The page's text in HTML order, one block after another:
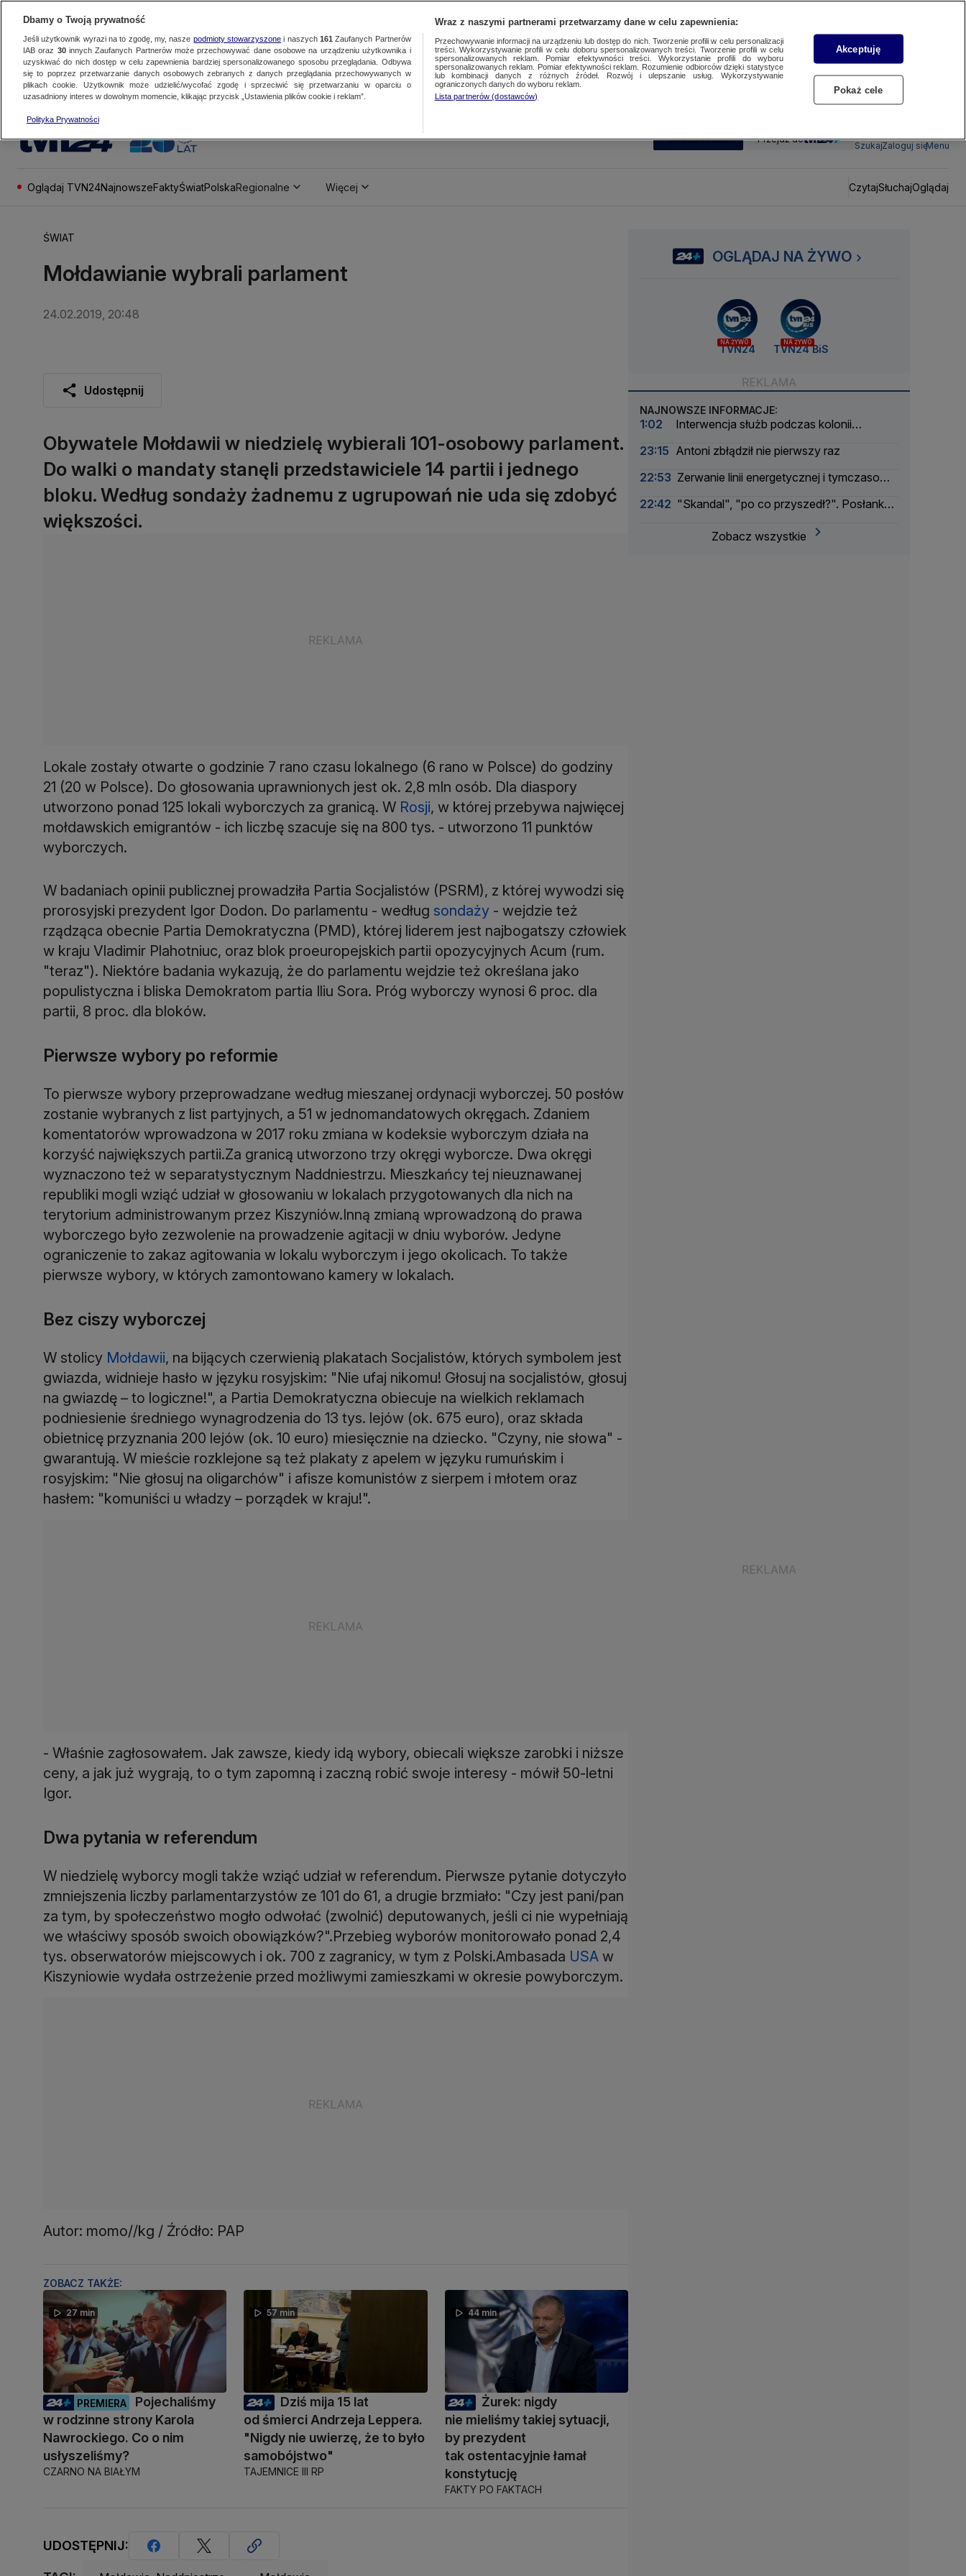
SUBSKRYBUJ Przejdź do
SzukajZaloguj sięMenu
Oglądaj TVN24NajnowszeFaktyŚwiatPolskaRegionalne Więcej CzytajSłuchajOglądaj
ŚWIAT
Mołdawianie wybrali parlament
24.02.2019, 20:48
Udostępnij
Obywatele Mołdawii w niedzielę wybierali 101-osobowy parlament.
Do walki o mandaty stanęli przedstawiciele 14 partii i jednego
bloku. Według sondaży żadnemu z ugrupowań nie uda się zdobyć
większości.
Lokale zostały otwarte o godzinie 7 rano czasu lokalnego (6 rano w Polsce) do godziny
21 (20 w Polsce). Do głosowania uprawnionych jest ok. 2,8 mln osób. Dla diaspory
utworzono ponad 125 lokali wyborczych za granicą. W Rosji, w której przebywa najwięcej
mołdawskich emigrantów - ich liczbę szacuje się na 800 tys. - utworzono 11 punktów
wyborczych.
W badaniach opinii publicznej prowadziła Partia Socjalistów (PSRM), z której wywodzi się
prorosyjski prezydent Igor Dodon. Do parlamentu - według sondaży - wejdzie też
rządząca obecnie Partia Demokratyczna (PMD), której liderem jest najbogatszy człowiek
w kraju Vladimir Plahotniuc, oraz blok proeuropejskich partii opozycyjnych Acum (rum.
"teraz"). Niektóre badania wykazują, że do parlamentu wejdzie też określana jako
populistyczna i bliska Demokratom partia Iliu Sora. Próg wyborczy wynosi 6 proc. dla
partii, 8 proc. dla bloków.
Pierwsze wybory po reformie
To pierwsze wybory przeprowadzane według mieszanej ordynacji wyborczej. 50 posłów
zostanie wybranych z list partyjnych, a 51 w jednomandatowych okręgach. Zdaniem
komentatorów wprowadzona w 2017 roku zmiana w kodeksie wyborczym działa na
korzyść największych partii.Za granicą utworzono trzy okręgi wyborcze. Dwa okręgi
wyznaczono też w separatystycznym Naddniestrzu. Mieszkańcy tej nieuznawanej
republiki mogli wziąć udział w głosowaniu w lokalach przygotowanych dla nich na
terytorium administrowanym przez Kiszyniów.Inną zmianą wprowadzoną do prawa
wyborczego było zezwolenie na prowadzenie agitacji w dniu wyborów. Jedyne
ograniczenie to zakaz agitowania w lokalu wyborczym i jego okolicach. To także
pierwsze wybory, w których zamontowano kamery w lokalach.
Bez ciszy wyborczej
W stolicy Mołdawii, na bijących czerwienią plakatach Socjalistów, których symbolem jest
gwiazda, widnieje hasło w języku rosyjskim: "Nie ufaj nikomu! Głosuj na socjalistów, głosuj
na gwiazdę – to logiczne!", a Partia Demokratyczna obiecuje na wielkich reklamach
podniesienie średniego wynagrodzenia do 13 tys. lejów (ok. 675 euro), oraz składa
obietnicę przyznania 200 lejów (ok. 10 euro) miesięcznie na dziecko. "Czyny, nie słowa" -
gwarantują. W mieście rozklejone są też plakaty z apelem w języku rumuńskim i
rosyjskim: "Nie głosuj na oligarchów" i afisze komunistów z sierpem i młotem oraz
hasłem: "komuniści u władzy – porządek w kraju!".
- Właśnie zagłosowałem. Jak zawsze, kiedy idą wybory, obiecali większe zarobki i niższe
ceny, a jak już wygrają, to o tym zapomną i zaczną robić swoje interesy - mówił 50-letni
Igor.
Dwa pytania w referendum
W niedzielę wyborcy mogli także wziąć udział w referendum. Pierwsze pytanie dotyczyło
zmniejszenia liczby parlamentarzystów ze 101 do 61, a drugie brzmiało: "Czy jest pani/pan
za tym, by społeczeństwo mogło odwołać (zwolnić) deputowanych, jeśli ci nie wypełniają
we właściwy sposób swoich obowiązków?".Przebieg wyborów monitorowało ponad 2,4
tys. obserwatorów miejscowych i ok. 700 z zagranicy, w tym z Polski.Ambasada USA w
Kiszyniowie wydała ostrzeżenie przed możliwymi zamieszkami w okresie powyborczym.
Autor: momo//kg / Źródło: PAP
ZOBACZ TAKŻE:
27 min
PREMIERA
Pojechaliśmy
w rodzinne strony Karola
Nawrockiego. Co o nim
usłyszeliśmy?
CZARNO NA BIAŁYM
57 min
Dziś mija 15 lat
od śmierci Andrzeja Leppera.
"Nigdy nie uwierzę, że to było
samobójstwo"
TAJEMNICE III RP
44 min
Żurek: nigdy
nie mieliśmy takiej sytuacji,
by prezydent
tak ostentacyjnie łamał
konstytucję
FAKTY PO FAKTACH
UDOSTĘPNIJ:
OGLĄDAJ NA ŻYWO
NA ŻYWO
TVN24
NA ŻYWO
TVN24 BiS
NAJNOWSZE INFORMACJE:
1:02
Interwencja służb podczas kolonii
23:15 Antoni zbłądził nie pierwszy raz
22:53 Zerwanie linii energetycznej i tymczasowa
Wojskowa
22:42 "Skandal", "po co przyszedł?". Posłanka
Zobacz wszystkie
Dbamy o Twoją prywatność
Jeśli użytkownik wyrazi na to zgodę, my, nasze podmioty stowarzyszonei naszych 161 Zaufanych Partnerów
IAB oraz 30innych Zaufanych Partnerów może przechowywać dane osobowe na urządzeniu użytkownika i
uzyskiwać do nich dostęp w celu zapewnienia bardziej spersonalizowanego sposobu przeglądania. Odbywa
się to poprzez przetwarzanie danych osobowych zebranych z danych przeglądania przechowywanych w
plikach cookie. Użytkownik może udzielić/wycofać zgodę i sprzeciwić się przetwarzaniu w oparciu o
uzasadniony interes w dowolnym momencie, klikając przycisk „Ustawienia plików cookie i reklam”.
Polityka Prywatności
Wraz z naszymi partnerami przetwarzamy dane w celu zapewnienia:
Przechowywanie informacji na urządzeniu lub dostęp do nich. Tworzenie profili w celu personalizacji
treści. Wykorzystywanie profili w celu doboru spersonalizowanych treści. Tworzenie profili w celu
spersonalizowanych reklam. Pomiar efektywności treści. Wykorzystanie profili do wyboru
spersonalizowanych reklam. Pomiar efektywności reklam. Rozumienie odbiorców dzięki statystyce
lub kombinacji danych z różnych źródeł. Rozwój i ulepszanie usług. Wykorzystywanie
ograniczonych danych do wyboru reklam.
Lista partnerów (dostawców)
Akceptuję
Pokaż cele